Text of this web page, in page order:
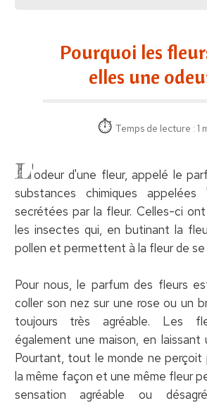
Pourquoi les
elles une
Temps de lecture : 1
L'odeur d'une fleur, appelé le
substances chimiques appelées
secrétées par la fleur. Celles-ci
les insectes qui, en butinant la
pollen et permettent à la fleur de se
Pour nous, le parfum des fleurs
coller son nez sur une rose ou un
toujours très agréable. Les
également une maison, en laissant
Pourtant, tout le monde ne perçoit
la même façon et une même fleur
sensation agréable ou